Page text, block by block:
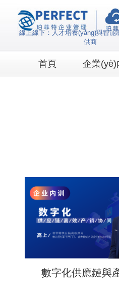
三级片国产小电
線上線下：人才培養(yǎng)與智能
供商
首頁 企業(yè)
數字化供應鏈與